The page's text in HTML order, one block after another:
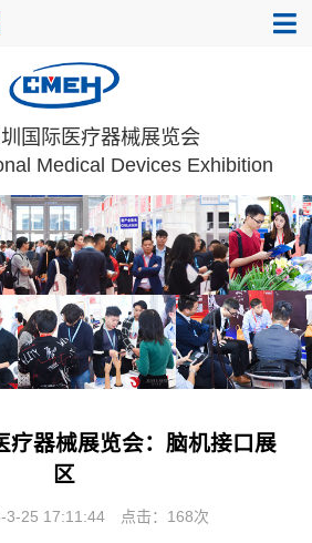
国际医疗器械展览会
Medical Devices Exhibition
疗器械展览会：脑机接口展
区
3-25 17:11:44 点击： 168次